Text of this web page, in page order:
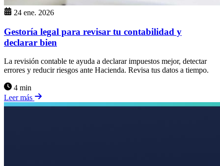
24 ene. 2026
Gestoría legal para revisar tu contabilidad y
declarar bien
La revisión contable te ayuda a declarar impuestos mejor, detectar
errores y reducir riesgos ante Hacienda. Revisa tus datos a tiempo.
4 min
Leer más